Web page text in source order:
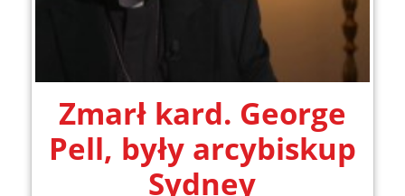
Zmarł kard. George
Pell, były arcybiskup
Sydney